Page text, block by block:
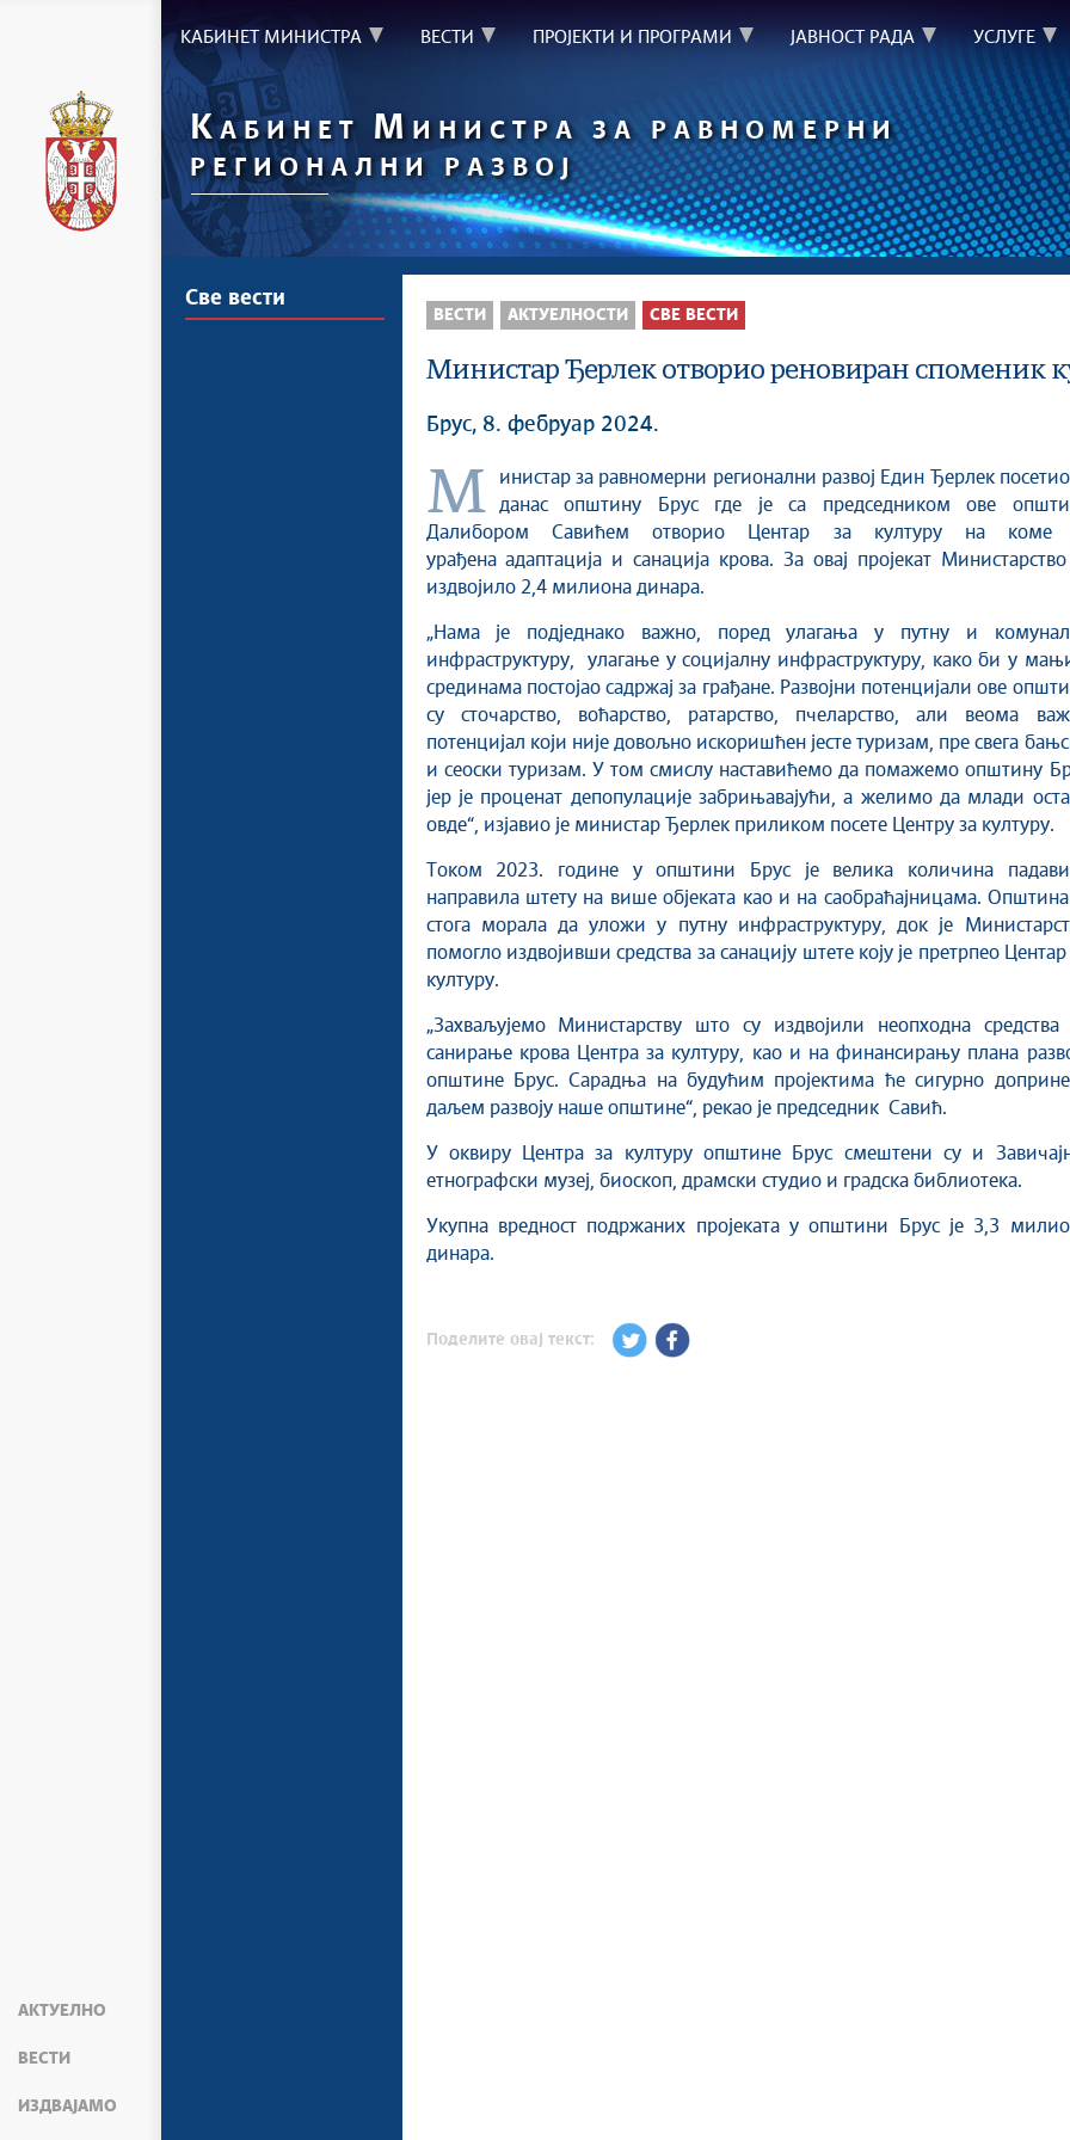
АКТУЕЛНО
ВЕСТИ
ИЗДВАЈАМО
КАБИНЕТ МИНИСТРА ВЕСТИ ПРОЈЕКТИ И ПРОГРАМИ ЈАВНОСТ РАДА УСЛУГЕ
КАБИНЕТ М ИНИСТРА ЗА РАВНОМЕРНИ
РЕГИОНАЛНИ РАЗВОЈ
Све вести
ВЕСТИ АКТУЕЛНОСТИ СВЕ ВЕСТИ
Министар Ђерлек отворио реновиран споменик
Брус, 8. фебруар 2024.
Министар за равномерни регионални развој Един Ђерлек посетио је
данас општину Брус где је са председником ове
Далибором Савићем отворио Центар за културу на коме
урађена aдаптација и санација кровa. За овај пројекат Министарство
издвојило 2,4 милиона динара.
„Нама је подједнако важно, поред улагања у путну и
инфраструктуру, улагање у социјалну инфраструктуру, како би у
срединама постојао садржај за грађане. Развојни потенцијали ове
су сточарство, воћарство, ратарство, пчеларство, али веома
потенцијал који није довољно искоришћен јесте туризам, пре свега
и сеоски туризам. У том смислу наставићемо да помажемо општину
јер је проценат депопулације забрињавајући, а желимо да млади
овде“, изјавио је министар Ђерлек приликом посете Центру за културу.
Током 2023. године у општини Брус је велика количина
направила штету на више објеката као и на саобраћајницама. Општина
стога морала да уложи у путну инфраструктуру, док је
помогло издвојивши средства за санацију штете коју је претрпео Центар
културу.
„Захваљујемо Министарству што су издвојили неопходна средства
санирање крова Центра за културу, као и на финансирању плана
општине Брус. Сарадња на будућим пројектима ће сигурно
даљем развоју наше општине“, рекао је председник Савић.
У оквиру Центра за културу oпштине Брус смештени су и
етнографски музеј, биоскоп, драмски студио и градска библиотека.
Укупна вредност подржаних пројеката у општини Брус је 3,3
динара.
Поделите овај текст: